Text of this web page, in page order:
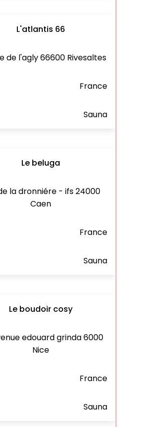
L'atlantis 66
de l'agly 66600 Rivesaltes
France
Sauna
Le beluga
la dronniére - ifs 24000
Caen
France
Sauna
Le boudoir cosy
edouard grinda 6000
Nice
France
Sauna